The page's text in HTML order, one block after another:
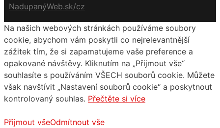
NadupanýWeb.sk/cz
Na našich webových stránkách používáme soubory
cookie, abychom vám poskytli co nejrelevantnější
zážitek tím, že si zapamatujeme vaše preference a
opakované návštěvy. Kliknutím na „Přijmout vše“
souhlasíte s používáním VŠECH souborů cookie. Můžete
však navštívit „Nastavení souborů cookie“ a poskytnout
kontrolovaný souhlas. Přečtěte si více
Přijmout všeOdmítnout vše